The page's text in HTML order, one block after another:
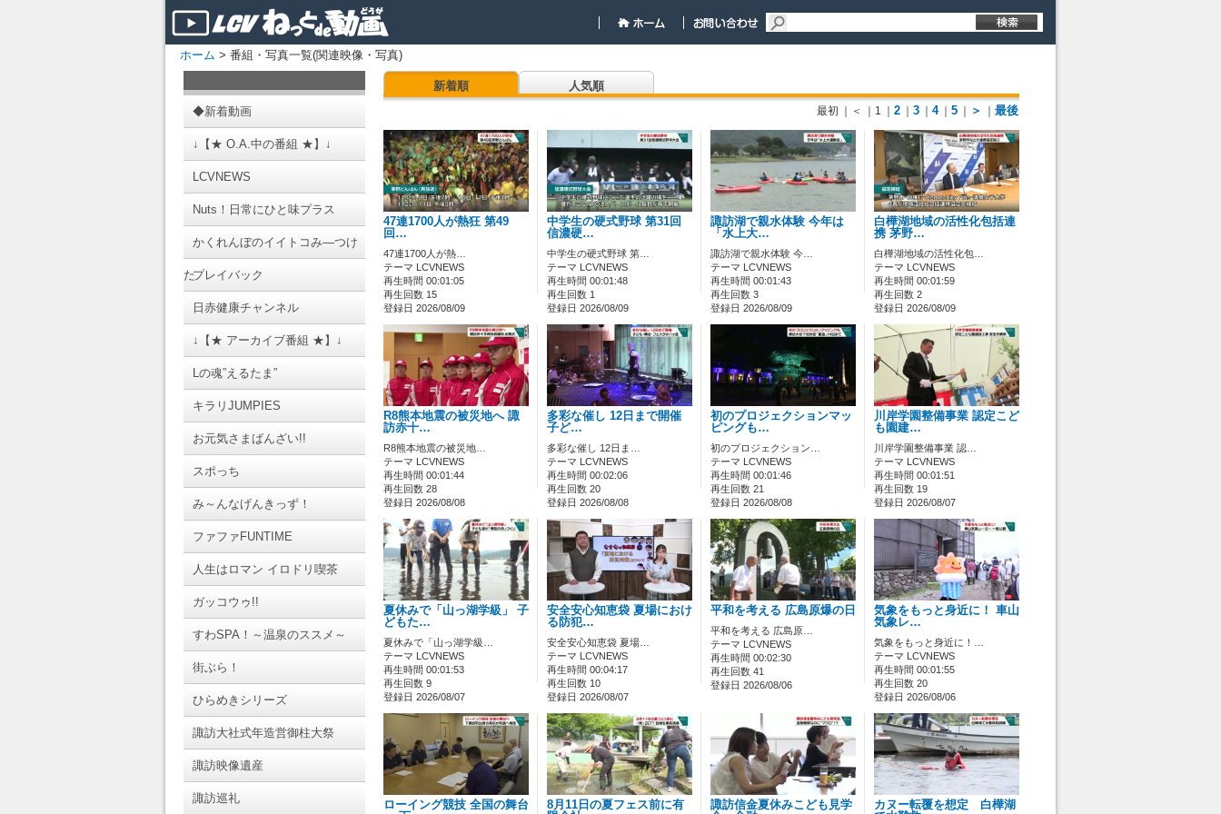
ホーム > 番組・写真一覧(関連映像・写真)
◆新着動画
↓【★ O.A.中の番組 ★】↓
LCVNEWS
Nuts！日常にひと味プラス
かくれんぼのイイトコみ―つけ
たプレイバック
日赤健康チャンネル
↓【★ アーカイブ番組 ★】↓
Lの魂”えるたま”
キラリJUMPIES
お元気さまばんざい!!
スポっち
み～んなげんきっず！
ファファFUNTIME
人生はロマン イロドリ喫茶
ガッコウゥ!!
すわSPA！～温泉のススメ～
街ぶら！
ひらめきシリーズ
諏訪大社式年造営御柱大祭
諏訪映像遺産
諏訪巡礼
新着順 人気順
最初 ｜＜ ｜1 2 3 4 5 ＞ 最後
47連1700人が熱狂 第49
回…
47連1700人が熱…
テーマ LCVNEWS
再生時間 00:01:05
再生回数 15
登録日 2026/08/09
中学生の硬式野球 第31回
信濃硬…
中学生の硬式野球 第…
テーマ LCVNEWS
再生時間 00:01:48
再生回数 1
登録日 2026/08/09
諏訪湖で親水体験 今年は
「水上大…
諏訪湖で親水体験 今…
テーマ LCVNEWS
再生時間 00:01:43
再生回数 3
登録日 2026/08/09
白樺湖地域の活性化包括連
携 茅野…
白樺湖地域の活性化包…
テーマ LCVNEWS
再生時間 00:01:59
再生回数 2
登録日 2026/08/09
R8熊本地震の被災地へ 諏
訪赤十…
R8熊本地震の被災地…
テーマ LCVNEWS
再生時間 00:01:44
再生回数 28
登録日 2026/08/08
多彩な催し 12日まで開催
子ど…
多彩な催し 12日ま…
テーマ LCVNEWS
再生時間 00:02:06
再生回数 20
登録日 2026/08/08
初のプロジェクションマッ
ピングも…
初のプロジェクション…
テーマ LCVNEWS
再生時間 00:01:46
再生回数 21
登録日 2026/08/08
川岸学園整備事業 認定こど
も園建…
川岸学園整備事業 認…
テーマ LCVNEWS
再生時間 00:01:51
再生回数 19
登録日 2026/08/07
夏休みで「山っ湖学級」 子
どもた…
夏休みで「山っ湖学級…
テーマ LCVNEWS
再生時間 00:01:53
再生回数 9
登録日 2026/08/07
安全安心知恵袋 夏場におけ
る防犯…
安全安心知恵袋 夏場…
テーマ LCVNEWS
再生時間 00:04:17
再生回数 10
登録日 2026/08/07
平和を考える 広島原爆の日
平和を考える 広島原…
テーマ LCVNEWS
再生時間 00:02:30
再生回数 41
登録日 2026/08/06
気象をもっと身近に！ 車山
気象レ…
気象をもっと身近に！…
テーマ LCVNEWS
再生時間 00:01:55
再生回数 20
登録日 2026/08/06
ローイング競技 全国の舞台
8月11日の夏フェス前に有
諏訪信金夏休みこども見学
カヌー転覆を想定 白樺湖